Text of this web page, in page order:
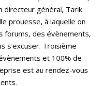
directeur général, Tarik
prouesse, à laquelle on
forums, des évènements,
s'excuser. Troisième
et 100% de
est au rendez-vous